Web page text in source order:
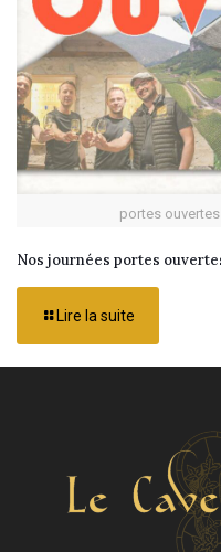
portes
Nos journées portes
Lire la suite